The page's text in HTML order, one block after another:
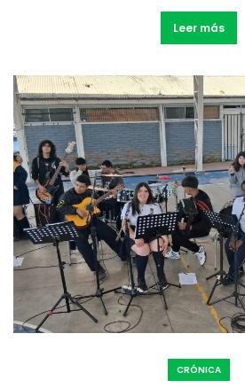
Leer más
CRÓNICA